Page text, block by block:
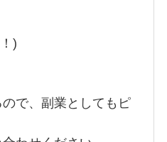
)
で、副業としてもピ